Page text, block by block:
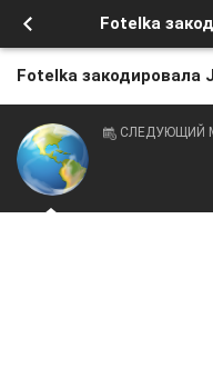
Fotelka
Fotelka закодировала
СЛЕДУЮЩИЙ